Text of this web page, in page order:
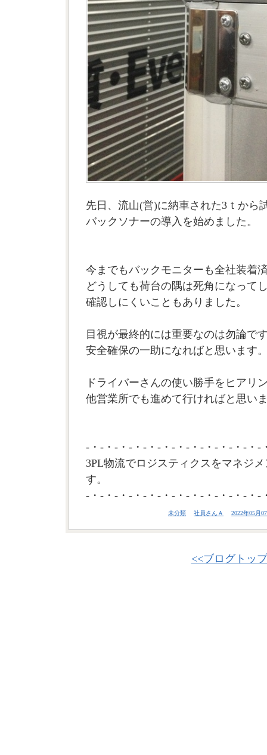
先日、流山(営)に納車された3ｔから
バックソナーの導入を始めました。
今までもバックモニターも全社装着
どうしても荷台の隅は死角になって
確認しにくいこともありました。
目視が最終的には重要なのは勿論で
安全確保の一助になればと思います
ドライバーさんの使い勝手をヒアリ
他営業所でも進めて行ければと思い
-・-・-・-・-・-・-・-・-・-・-・-・-
3PL物流でロジスティクスをマネジ
す。
-・-・-・-・-・-・-・-・-・-・-・-・-
未分類 社員さんＡ 2022年05月
<<ブログトッ